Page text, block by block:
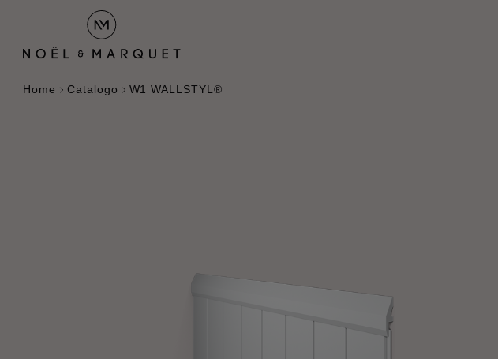
Home Catalogo W1 WALLSTYL®